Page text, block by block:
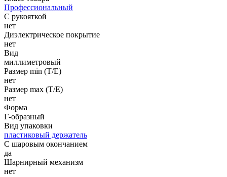
Профессиональный
С рукояткой
нет
Диэлектрическое покрытие
нет
Вид
миллиметровый
Размер min (Т/E)
нет
Размер max (T/E)
нет
Форма
Г-образный
Вид упаковки
пластиковый держатель
С шаровым окончанием
да
Шарнирный механизм
нет